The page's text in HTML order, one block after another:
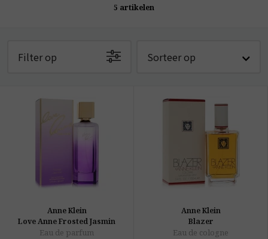
5 artikelen
Filter op Sorteer op
Anne Klein
Love Anne Frosted Jasmin
Eau de parfum
Anne Klein
Blazer
Eau de cologne